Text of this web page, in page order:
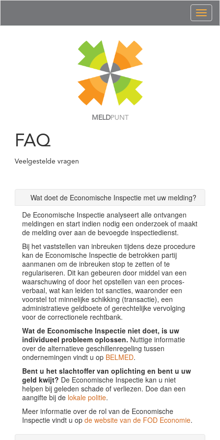
MELDPUNT
FAQ
Veelgestelde vragen
Wat doet de Economische Inspectie met uw melding?
De Economische Inspectie analyseert alle ontvangen
meldingen en start indien nodig een onderzoek of maakt
de melding over aan de bevoegde inspectiedienst.
Bij het vaststellen van inbreuken tijdens deze procedure
kan de Economische Inspectie de betrokken partij
aanmanen om de inbreuken stop te zetten of te
regulariseren. Dit kan gebeuren door middel van een
waarschuwing of door het opstellen van een proces-
verbaal, wat kan leiden tot sancties, waaronder een
voorstel tot minnelijke schikking (transactie), een
administratieve geldboete of gerechtelijke vervolging
voor de correctionele rechtbank.
Wat de Economische Inspectie niet doet, is uw
individueel probleem oplossen. Nuttige informatie
over de alternatieve geschillenregeling tussen
ondernemingen vindt u op BELMED.
Bent u het slachtoffer van oplichting en bent u uw
geld kwijt? De Economische Inspectie kan u niet
helpen bij geleden schade of verliezen. Doe dan een
aangifte bij de lokale politie.
Meer informatie over de rol van de Economische
Inspectie vindt u op de website van de FOD Economie.